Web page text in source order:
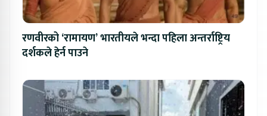
रणवीरको ‘रामायण’ भारतीयले भन्दा पहिला अन्तर्राष्ट्रिय
दर्शकले हेर्न पाउने